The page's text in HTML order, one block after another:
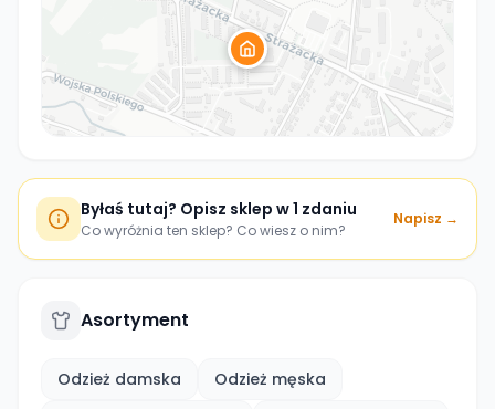
Byłaś tutaj? Opisz sklep w 1 zdaniu
Co wyróżnia ten sklep? Co wiesz o nim?
Napisz →
Asortyment
Odzież damska
Odzież męska